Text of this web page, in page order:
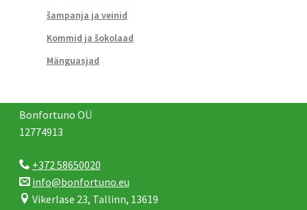
šampanja ja veinid
Kommid ja šokolaad
Mänguasjad
Bonfortuno OÜ
12774913
+372 58650020
info@bonfortuno.eu
Vikerlase 23, Tallinn, 13619